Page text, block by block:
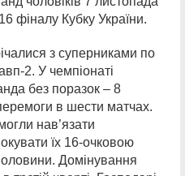
фіналу Кубку України.
з суперниками по
2. У чемпіонаті
без поразок – 8
в шести матчах.
нав’язати
їх 16-очковою
Домінування